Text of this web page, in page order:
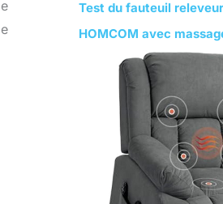
Test du fauteuil
HOMCOM avec